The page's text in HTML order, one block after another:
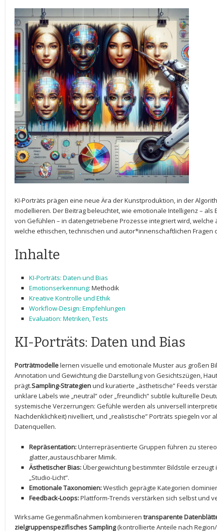
KI-Porträts prägen eine neue Ära der Kunstproduktion, in der
modellieren. Der Beitrag ‌beleuchtet, ⁣wie emotionale Intelligenz – als
von​ Gefühlen – in datengetriebene Prozesse integriert wird,‌
welche ethischen,​ technischen und autor*innenschaftlichen Fragen
Inhalte
KI-Porträts: Daten und‍ Bias
Emotionserkennung:⁢ Methodik
Kreative Kontrolle und Ethik
Workflow-Design: Empfehlungen
Evaluation: Metriken, Tests
KI-Porträts: ‍Daten und Bias
Porträtmodellelernen visuelle und emotionale Muster aus großen
Annotation und Gewichtung die Darstellung von Gesichtszügen,
prägt.Sampling-Strategienund kuratierte ⁣„ästhetische” Feeds
unklare Labels wie „neutral” oder „freundlich” ⁢subtile kulturelle
systemische Verzerrungen: Gefühle werden als universell
Nachdenklichkeit) nivelliert, und „realistische” Porträts⁢ spiegeln vor
Datenquellen.
Repräsentation:Unterrepräsentierte Gruppen führen zu
glatter,austauschbarer Mimik.
Ästhetischer Bias:Übergewichtung bestimmter Bildstile
„Studio-Licht”.
Emotionale Taxonomien:Westlich geprägte Kategorien
Feedback-Loops:Plattform-Trends verstärken ⁤sich selbst‍ und
Wirksame Gegenmaßnahmen kombinieren transparente
zielgruppenspezifisches Sampling(kontrollierte Anteile nach